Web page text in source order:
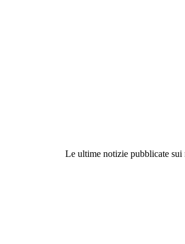
Le ultime notizie pubblicate